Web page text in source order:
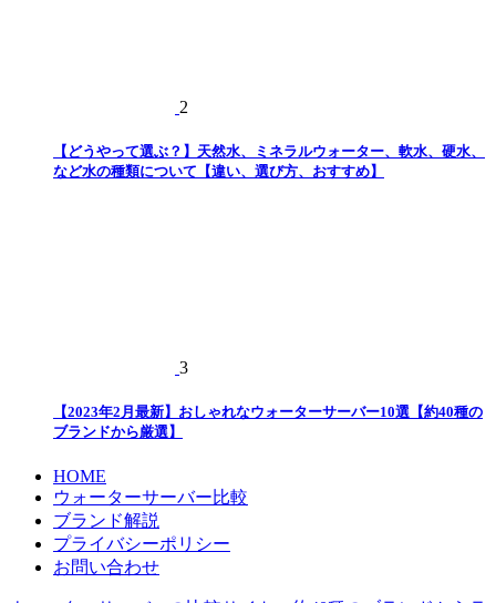
2
【どうやって選ぶ？】天然水、ミネラルウォーター、軟水、硬水、
など水の種類について【違い、選び方、おすすめ】
3
【2023年2月最新】おしゃれなウォーターサーバー10選【約40種の
ブランドから厳選】
HOME
ウォーターサーバー比較
ブランド解説
プライバシーポリシー
お問い合わせ